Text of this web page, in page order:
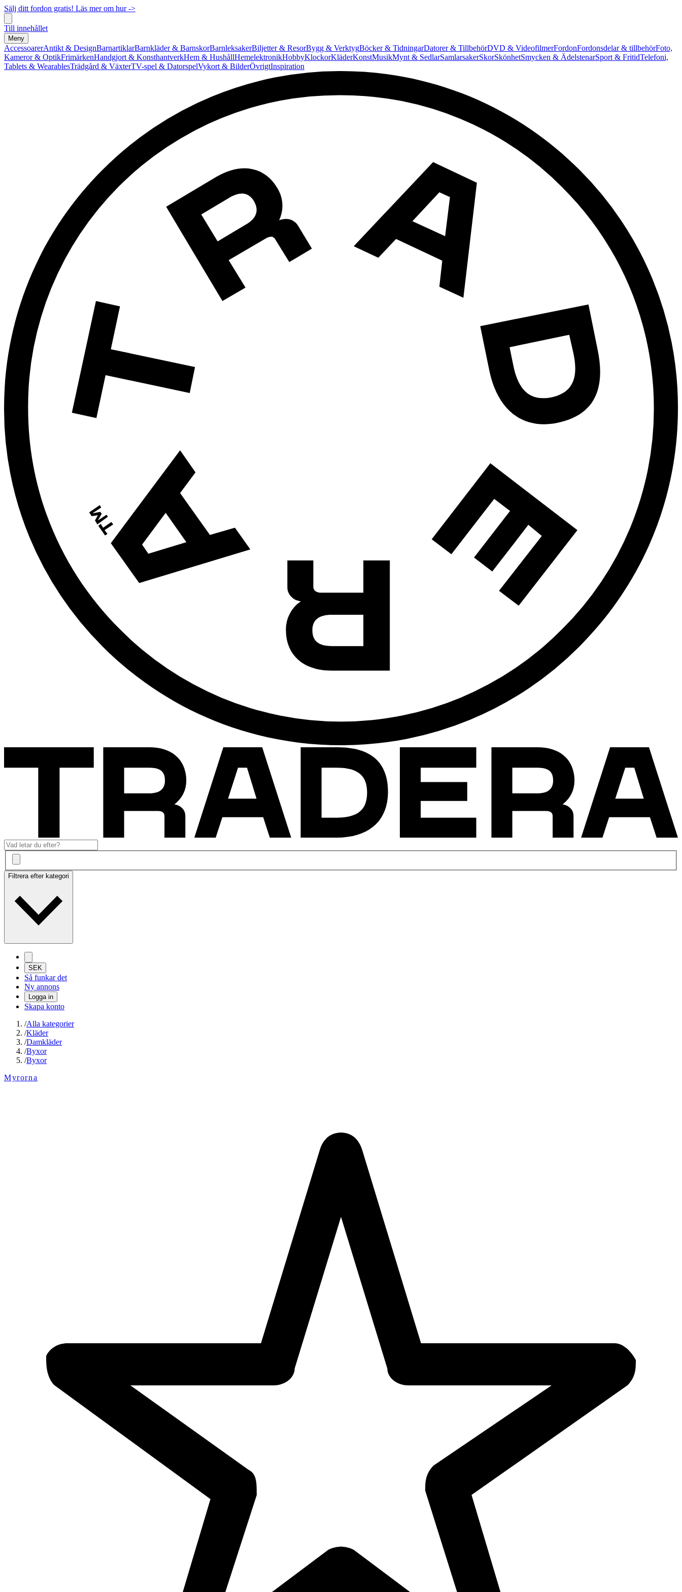
Sälj ditt fordon gratis! Läs mer om hur ->
Till innehållet
Meny
AccessoarerAntikt & DesignBarnartiklarBarnkläder & BarnskorBarnleksakerBiljetter & ResorBygg & VerktygBöcker & TidningarDatorer & TillbehörDVD & VideofilmerFordonFordonsdelar & tillbehörFoto,
Kameror & OptikFrimärkenHandgjort & KonsthantverkHem & HushållHemelektronikHobbyKlockorKläderKonstMusikMynt & SedlarSamlarsakerSkorSkönhetSmycken & ÄdelstenarSport & FritidTelefoni,
Tablets & WearablesTrädgård & VäxterTV-spel & DatorspelVykort & BilderÖvrigtInspiration
Filtrera efter kategori
SEK
Så funkar det
Ny annons
Logga in
Skapa konto
/Alla kategorier
/Kläder
/Damkläder
/Byxor
/Byxor
Myrorna